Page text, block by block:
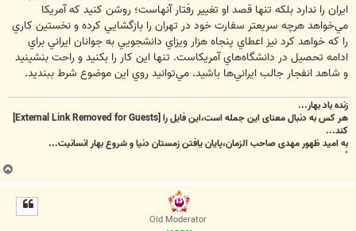
ايران را ندارد بلكه تنها قصد او تغيير رفتار آنهاست؛ روشن كنيد ‌كه آمريكا
مي‌خواهد هرچه سريعتر سفارت خود در تهران را بازگشايي كرده و نخستين كاري
را كه خواهد كرد نيز اعطاي پنجاه هزار ويزاي دانشجويي به جوانان ايراني براي
ادامه تحصيل در دانشگاه‌هاي آمريكاست. تنها اين كار را بكنيد و راحت بنشينيد
و شاهد انفجار جالب ايراني‌ها باشيد. مي‌توانيد روي اين موضوع شرط ببنديد.
زنده باد بهار...
هر کس به دنبال معنای این جمله است،این فایل را [External Link Removed for Guests]
کند...
به امید ظهور مهدی صاحب الزمان،پایان یافتن زمستان دنیا و شروع بهار انسانیت...
"
Old Moderator